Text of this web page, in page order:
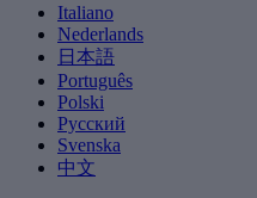
Italiano
Nederlands
日本語
Português
Polski
Русский
Svenska
中文